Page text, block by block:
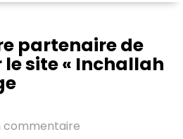
partenaire de
site « Inchallah
commentaire